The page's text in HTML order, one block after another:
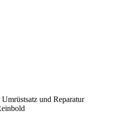
und Reparatur